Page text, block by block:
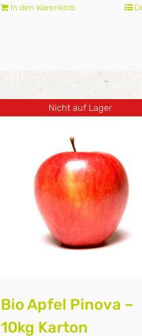
In den Warenkorb
Nicht auf Lager
Bio Apfel Pinova –
10kg Karton